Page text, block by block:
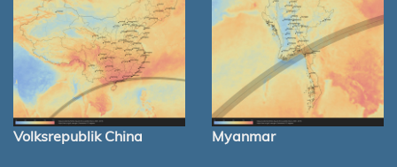
Volksrepublik China Myanmar